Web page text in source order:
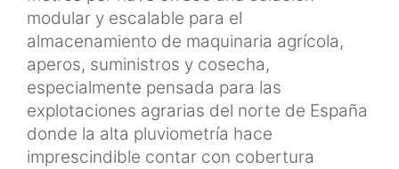
modular y escalable para el
almacenamiento de maquinaria agrícola,
aperos, suministros y cosecha,
especialmente pensada para las
explotaciones agrarias del norte de España
donde la alta pluviometría hace
imprescindible contar con cobertura